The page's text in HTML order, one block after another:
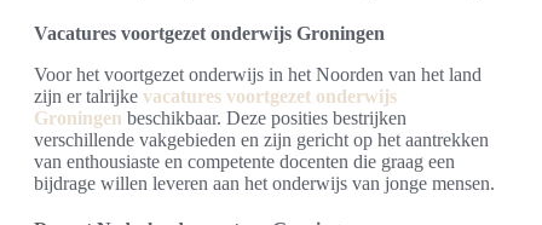
Vacatures voortgezet onderwijs Groningen
Voor het voortgezet onderwijs in het Noorden van het land
zijn er talrijke vacatures voortgezet onderwijs
Groningen beschikbaar. Deze posities bestrijken
verschillende vakgebieden en zijn gericht op het aantrekken
van enthousiaste en competente docenten die graag een
bijdrage willen leveren aan het onderwijs van jonge mensen.